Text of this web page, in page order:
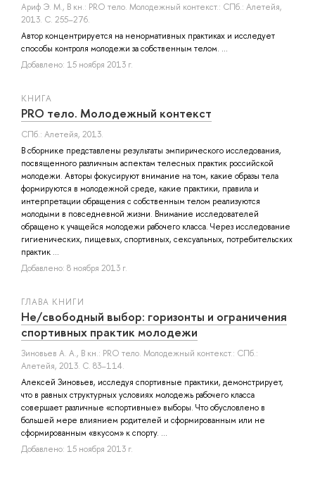
Ариф Э. М., В кн.: PRO тело. Молодежный контекст.: СПб.: Алетейя,
2013. С. 255–276.
Автор концентрируется на ненормативных практиках и исследует
способы контроля молодежи за собственным телом. ...
Добавлено: 15 ноября 2013 г.
КНИГА
PRO тело. Молодежный контекст
СПб.: Алетейя, 2013.
В сборнике представлены результаты эмпирического исследования,
посвященного различным аспектам телесных практик российской
молодежи. Авторы фокусируют внимание на том, какие образы тела
формируются в молодежной среде, какие практики, правила и
интерпретации обращения с собственным телом реализуются
молодыми в повседневной жизни. Внимание исследователей
обращено к учащейся молодежи рабочего класса. Через исследование
гигиенических, пищевых, спортивных, сексуальных, потребительских
практик ...
Добавлено: 8 ноября 2013 г.
ГЛАВА КНИГИ
Не/свободный выбор: горизонты и ограничения
спортивных практик молодежи
Зиновьев А. А., В кн.: PRO тело. Молодежный контекст.: СПб.:
Алетейя, 2013. С. 83–114.
Алексей Зиновьев, исследуя спортивные практики, демонстрирует,
что в равных структурных условиях молодежь рабочего класса
совершает различные «спортивные» выборы. Что обусловлено в
большей мере влиянием родителей и сформированным или не
сформированным «вкусом» к спорту. ...
Добавлено: 15 ноября 2013 г.